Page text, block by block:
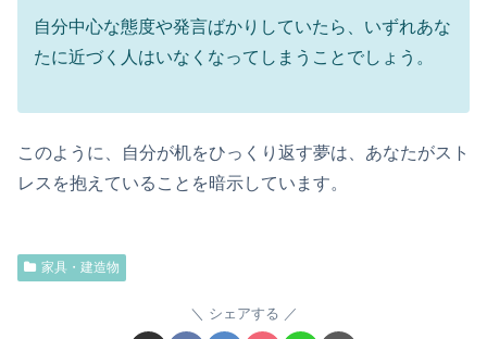
自分中心な態度や発言ばかりしていたら、いずれあな
たに近づく人はいなくなってしまうことでしょう。
このように、自分が机をひっくり返す夢は、あなたがスト
レスを抱えていることを暗示しています。
家具・建造物
シェアする